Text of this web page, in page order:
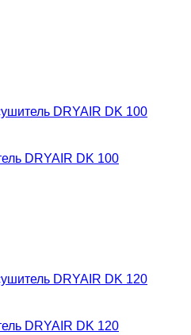
DRYAIR DK 100
DRYAIR DK 120